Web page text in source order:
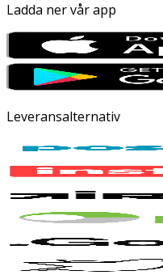
Ladda ner vår app
Leveransalternativ